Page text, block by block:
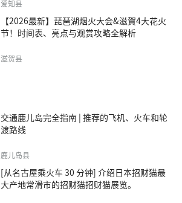
爱知县
【2026最新】琵琶湖烟火大会&滋賀4大花火
节！时间表、亮点与观赏攻略全解析
滋贺县
交通鹿儿岛完全指南 | 推荐的飞机、火车和轮
渡路线
鹿儿岛县
[从名古屋乘火车 30 分钟] 介绍日本招财猫最
大产地常滑市的招财猫招财猫展览。